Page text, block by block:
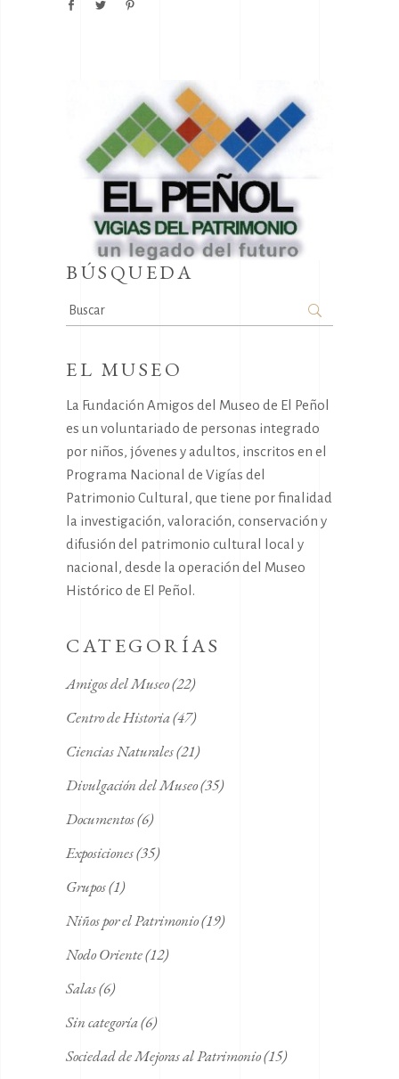
BÚSQUEDA
Search
for:
EL MUSEO
La Fundación Amigos del Museo de El Peñol
es un voluntariado de personas integrado
por niños, jóvenes y adultos, inscritos en el
Programa Nacional de Vigías del
Patrimonio Cultural, que tiene por finalidad
la investigación, valoración, conservación y
difusión del patrimonio cultural local y
nacional, desde la operación del Museo
Histórico de El Peñol.
CATEGORÍAS
Amigos del Museo(22)
Centro de Historia(47)
Ciencias Naturales(21)
Divulgación del Museo(35)
Documentos(6)
Exposiciones(35)
Grupos(1)
Niños por el Patrimonio(19)
Nodo Oriente(12)
Salas(6)
Sin categoría(6)
Sociedad de Mejoras al Patrimonio(15)